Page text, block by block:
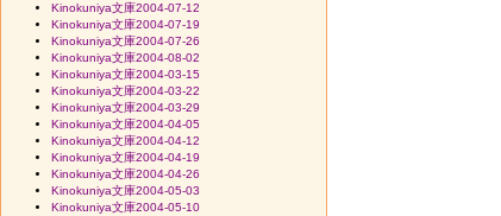
Kinokuniya文庫2004-07-12
Kinokuniya文庫2004-07-19
Kinokuniya文庫2004-07-26
Kinokuniya文庫2004-08-02
Kinokuniya文庫2004-03-15
Kinokuniya文庫2004-03-22
Kinokuniya文庫2004-03-29
Kinokuniya文庫2004-04-05
Kinokuniya文庫2004-04-12
Kinokuniya文庫2004-04-19
Kinokuniya文庫2004-04-26
Kinokuniya文庫2004-05-03
Kinokuniya文庫2004-05-10